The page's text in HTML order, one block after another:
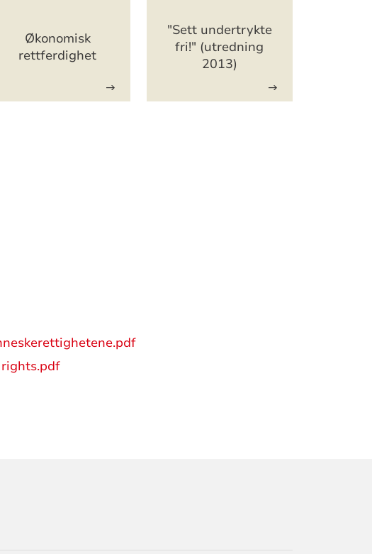
Økonomisk
rettferdighet
"Sett undertrykte
fri!" (utredning
2013)
rights.pdf